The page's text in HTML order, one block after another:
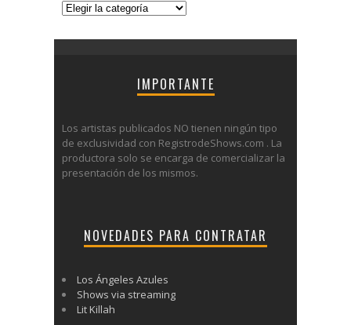
Categorías
IMPORTANTE
Los artistas publicados NO tienen ningún tipo
de exclusividad con RegistrodeShows.com . La
productora solo se encarga de comercializar la
presentación de los mismos.
NOVEDADES PARA CONTRATAR
Los Ángeles Azules
Shows via streaming
Lit Killah